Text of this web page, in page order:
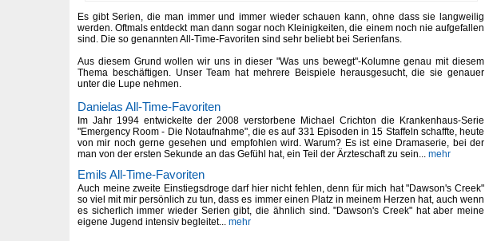
Es gibt Serien, die man immer und immer wieder schauen kann, ohne dass sie langweilig
werden. Oftmals entdeckt man dann sogar noch Kleinigkeiten, die einem noch nie aufgefallen
sind. Die so genannten All-Time-Favoriten sind sehr beliebt bei Serienfans.
Aus diesem Grund wollen wir uns in dieser "Was uns bewegt"-Kolumne genau mit diesem
Thema beschäftigen. Unser Team hat mehrere Beispiele herausgesucht, die sie genauer
unter die Lupe nehmen.
Danielas All-Time-Favoriten
Im Jahr 1994 entwickelte der 2008 verstorbene Michael Crichton die Krankenhaus-Serie
"Emergency Room - Die Notaufnahme", die es auf 331 Episoden in 15 Staffeln schaffte, heute
von mir noch gerne gesehen und empfohlen wird. Warum? Es ist eine Dramaserie, bei der
man von der ersten Sekunde an das Gefühl hat, ein Teil der Ärzteschaft zu sein... mehr
Emils All-Time-Favoriten
Auch meine zweite Einstiegsdroge darf hier nicht fehlen, denn für mich hat "Dawson's Creek"
so viel mit mir persönlich zu tun, dass es immer einen Platz in meinem Herzen hat, auch wenn
es sicherlich immer wieder Serien gibt, die ähnlich sind. "Dawson's Creek" hat aber meine
eigene Jugend intensiv begleitet... mehr